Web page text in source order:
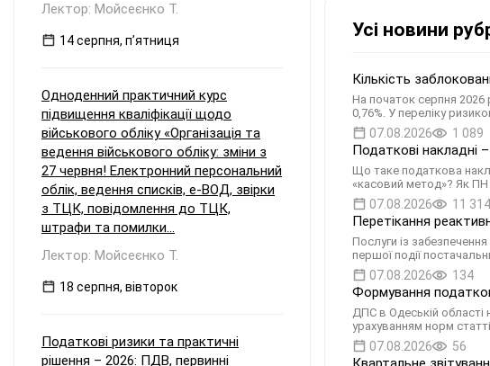
Усі новини
Кількість
На початок серпня 2026
0,76%. У переліку
07.08.2026 1 089
Податкові накладні
Що таке податкова
«касовий метод»? Як ПН
07.08.2026 11 314
Перетікання
Послуги із
першої події
07.08.2026 134
Формування
ДПС в Одеській області
урахуванням норм
07.08.2026 56
Лектор: Мойсеєнко Т.
14 серпня, пʼятниця
Одноденний практичний курс
підвищення кваліфікації щодо
військового обліку «Організація та
ведення військового обліку: зміни з
27 червня! Електронний персональний
облік, ведення списків, е-ВОД, звірки
з ТЦК, повідомлення до ТЦК,
штрафи та помилки...
Лектор: Мойсеєнко Т.
18 серпня, вівторок
Податкові ризики та практичні
рішення – 2026: ПДВ, первинні